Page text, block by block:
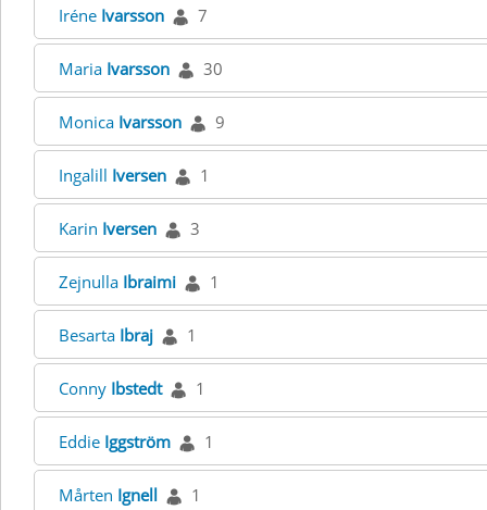
Iréne Ivarsson 7
Maria Ivarsson 30
Monica Ivarsson 9
Ingalill Iversen 1
Karin Iversen 3
Zejnulla Ibraimi 1
Besarta Ibraj 1
Conny Ibstedt 1
Eddie Iggström 1
Mårten Ignell 1